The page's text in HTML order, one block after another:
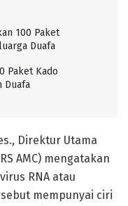
100 Paket
Duafa
Paket Kado
Duafa
Direktur Utama
AMC) mengatakan
RNA atau
mempunyai ciri